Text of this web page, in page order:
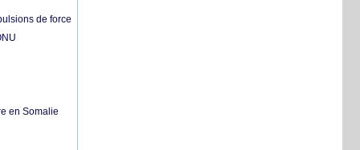
de force
en Somalie